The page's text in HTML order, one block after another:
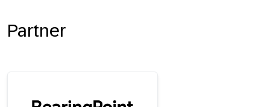
Partner